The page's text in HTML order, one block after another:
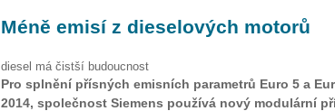
Méně emisí z dieselových motorů
diesel má čistší budoucnost
Pro splnění přísných emisních parametrů Euro 5 a
2014, společnost Siemens používá nový modulární